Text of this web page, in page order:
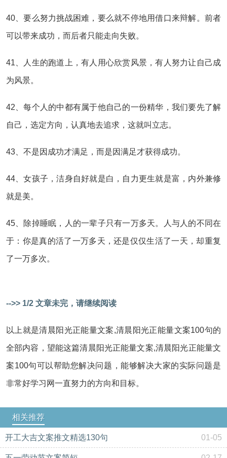
40、要么努力挑战困难，要么就不停地用借口来辩解。前者
可以带来成功，而后者只能走向失败。
41、人生的跑道上，有人用心欣赏风景，有人努力让自己成
为风景。
42、每个人的中都有属于他自己的一份精华，我们要先了解
自己，选定方向，认真地去追求，这就叫立志。
43、不是因成功才满足，而是因满足才获得成功。
44、女孩子，洁身自好就是白，自力更生就是富，内外兼修
就是美。
45、除掉睡眠，人的一辈子只有一万多天。人与人的不同在
于：你是真的活了一万多天，还是仅仅生活了一天，却重复
了一万多次。
-->> 1/2 文章未完，请继续阅读
以上就是清晨阳光正能量文案,清晨阳光正能量文案100句的
全部内容，望能这篇清晨阳光正能量文案,清晨阳光正能量文
案100句可以帮助您解决问题，能够解决大家的实际问题是
非常好学习网一直努力的方向和目标。
相关推荐
开工大吉文案推文精选130句 01-05